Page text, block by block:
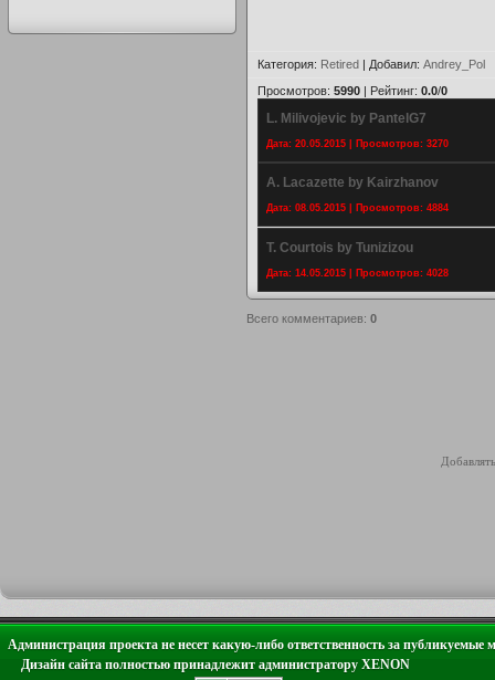
Категория: Retired | Добавил: Andrey_Pol
Просмотров: 5990 | Рейтинг: 0.0/0
L. Milivojevic by PantelG7
Дата: 20.05.2015 | Просмотров: 3270
A. Lacazette by Kairzhanov
Дата: 08.05.2015 | Просмотров: 4884
T. Courtois by Tunizizou
Дата: 14.05.2015 | Просмотров: 4028
Всего комментариев: 0
Администрация проекта не несет какую-либо ответственность за публикуемые
Дизайн сайта полностью принадлежит администратору XENON